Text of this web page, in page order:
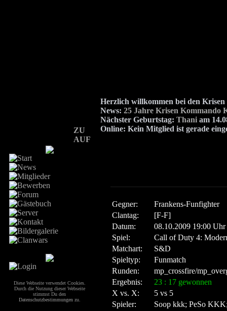
ZU
AUF
Herzlich willkommen bei den
News: 25 Jahre Krisen Kommando
Nächster Geburtstag: Thani am
Online: Kein Mitglied ist gerade
Diese Webseite verwendet Cookies.
Durch die Nutzung dieser Webseite
stimmst Du den
Datenschutzbestimmungen zu.
Gegner:
Frankens-Funfighter
Clantag:
[F-F]
Datum:
08.10.2009 19:00 Uhr
Spiel:
Call of Duty 4:
Matchart:
S&D
Spieltyp:
Funmatch
Runden:
mp_crossfire/
Ergebnis:
23 : 17 gewonnen
X vs. X:
5 vs 5
Spieler:
Soop kkk; PeSo